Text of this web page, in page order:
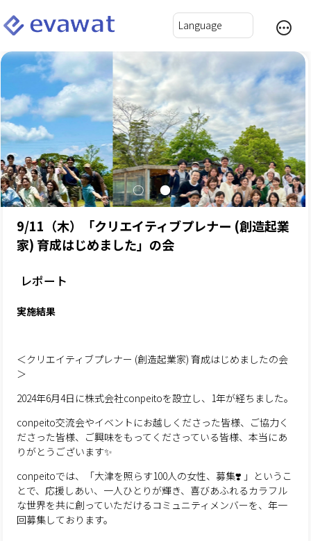
9/11（木）「クリエイティブプレナー (創造起業
家) 育成はじめました」の会
レポート
実施結果
＜クリエイティブプレナー (創造起業家) 育成はじめましたの会
＞
2024年6月4日に株式会社conpeitoを設立し、1年が経ちました。
conpeito交流会やイベントにお越しくださった皆様、ご協力く
ださった皆様、ご興味をもってくださっている皆様、本当にあ
りがとうございます✨
conpeitoでは、「大津を照らす100人の女性、募集❣️ 」というこ
とで、応援しあい、一人ひとりが輝き、喜びあふれるカラフル
な世界を共に創っていただけるコミュニティメンバーを、年一
回募集しております。